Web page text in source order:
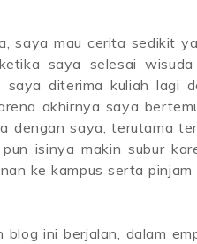
saya mau cerita sedikit
saya selesai
saya diterima kuliah lagi
akhirnya saya
dengan saya, terutama
isinya makin subur
ke kampus serta pinjam
ini berjalan, dalam